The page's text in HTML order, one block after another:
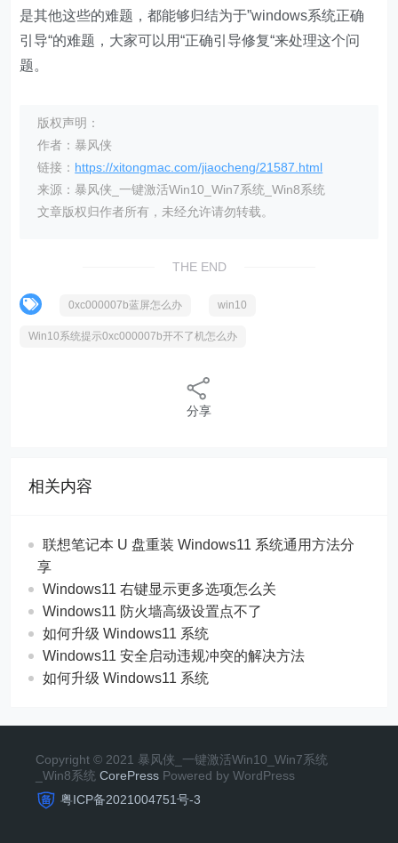
是其他这些的难题，都能够归结为于”windows系统正确
引导“的难题，大家可以用“正确引导修复“来处理这个问
题。
版权声明：
作者：暴风侠
链接： https://xitongmac.com/jiaocheng/21587.html
来源：暴风侠_一键激活Win10_Win7系统_Win8系统
文章版权归作者所有，未经允许请勿转载。
THE END
0xc000007b蓝屏怎么办 win10
Win10系统提示0xc000007b开不了机怎么办
分享
相关内容
联想笔记本 U 盘重装 Windows11 系统通用方法分
享
Windows11 右键显示更多选项怎么关
Windows11 防火墙高级设置点不了
如何升级 Windows11 系统
Windows11 安全启动违规冲突的解决方法
如何升级 Windows11 系统
Copyright © 2021 暴风侠_一键激活Win10_Win7系统
_Win8系统 CorePress Powered by WordPress
粤ICP备2021004751号-3